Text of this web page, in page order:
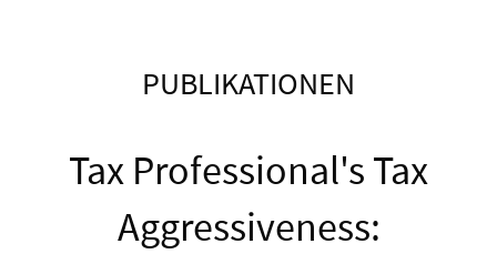
PUBLIKATIONEN
Tax Professional's Tax
Aggressiveness: